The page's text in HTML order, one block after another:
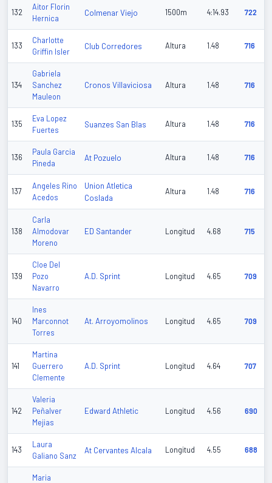
132
Aitor Florin
Hernica
Colmenar Viejo 1500m 4:14.93 722
133
Charlotte
Griffin Isler
Club Corredores Altura 1.48 716
134
Gabriela
Sanchez
Mauleon
Cronos Villaviciosa Altura 1.48 716
135
Eva Lopez
Fuertes
Suanzes San Blas Altura 1.48 716
136
Paula Garcia
Pineda
At Pozuelo Altura 1.48 716
137
Angeles Rino
Acedos
Union Atletica
Coslada
Altura 1.48 716
138
Carla
Almodovar
Moreno
ED Santander Longitud 4.68 715
139
Cloe Del
Pozo
Navarro
A.D. Sprint Longitud 4.65 709
140
Ines
Marconnot
Torres
At. Arroyomolinos Longitud 4.65 709
141
Martina
Guerrero
Clemente
A.D. Sprint Longitud 4.64 707
142
Valeria
Peñalver
Mejias
Edward Athletic Longitud 4.56 690
143
Laura
Galiano Sanz
At Cervantes Alcala Longitud 4.55 688
Maria